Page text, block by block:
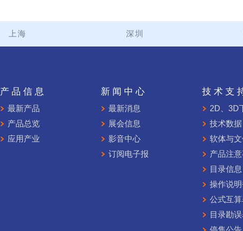
上海 深圳
产品信息
最新产品
产品总览
应用产业
新闻中心
最新消息
展会信息
影音中心
订阅电子报
技术支
2D、3D
技术数据
软体与
产品注
目录信息
操作说
公式互
目录勘